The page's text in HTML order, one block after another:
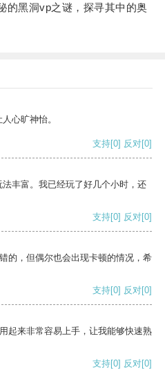
黑洞vp之谜，探寻其中的奥
心旷神怡。
支持[0] 反对[0]
丰富。我已经玩了好几个小时，还
支持[0] 反对[0]
的，但偶尔也会出现卡顿的情况，希
支持[0] 反对[0]
起来非常容易上手，让我能够快速熟
支持[0] 反对[0]